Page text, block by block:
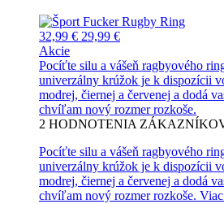
32,99 € 29,99 €
Akcie
Pocíťte silu a vášeň ragbyového
univerzálny krúžok je k dispozícii
modrej, čiernej a červenej a dodá
chvíľam nový rozmer rozkoše.
2 HODNOTENIA
Pocíťte silu a vášeň ragbyového
univerzálny krúžok je k dispozícii
modrej, čiernej a červenej a dodá
chvíľam nový rozmer rozkoše.